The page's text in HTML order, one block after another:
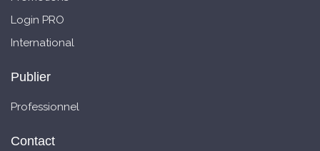
Login PRO
International
Publier
Professionnel
Contact